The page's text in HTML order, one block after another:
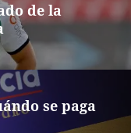
de la
se paga